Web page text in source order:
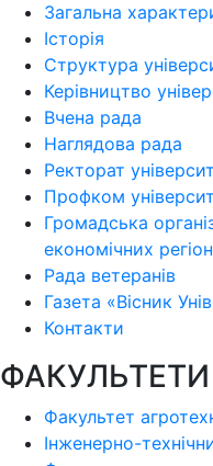
Загальна
Історія
Структура
Керівництво
Вчена рада
Наглядова рада
Ректорат
Профком
Громадська
економічних
Рада ветеранів
Газета «Вісник
Контакти
Факультет
Інженерно-